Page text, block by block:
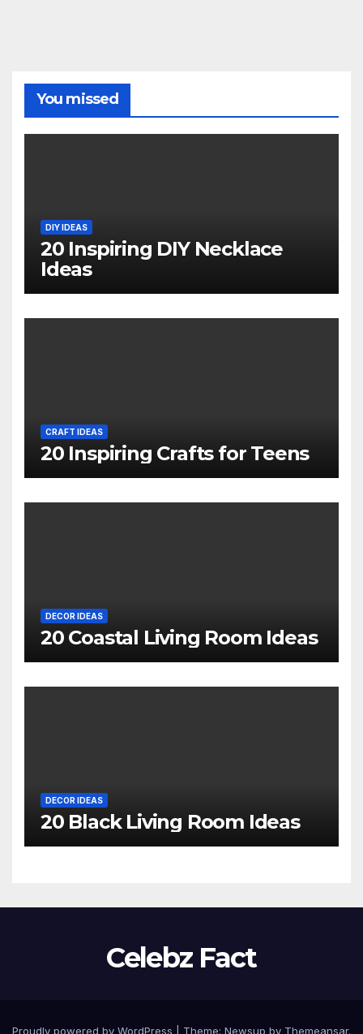
You missed
DIY IDEAS
20 Inspiring DIY Necklace
Ideas
CRAFT IDEAS
20 Inspiring Crafts for Teens
DECOR IDEAS
20 Coastal Living Room Ideas
DECOR IDEAS
20 Black Living Room Ideas
Celebz Fact
Proudly powered by WordPress Theme: Newsup by Themeansar.